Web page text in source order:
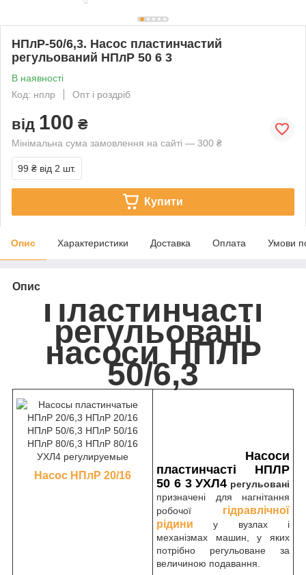
НПлР-50/6,3. Насос пластинчастий
регульований НПлР 50 6 3
В наявності
Код: нплр
Опт і роздріб
від 100 ₴
Мінімальна сума замовлення на сайті — 300 ₴
99 ₴ від 2 шт.
Купити
Опис Характеристики Доставка Оплата Умови
Опис
Пластинчасті
регульовані
насоси НПЛР
50/6,3
Насос НПлР 20/16
Насоси
пластинчасті НПЛР
50 6 3 УХЛ4 регульовані
призначені для нагнітання
робочої гідравлічної
рідини у вузлах і
механізмах машин, у яких
потрібно регульоване за
величиною подавання.